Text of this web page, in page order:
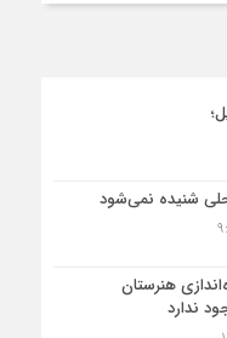
شنیده نمی‌شود
هنرستان
ندارد